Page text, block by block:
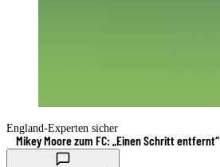
England-Experten sicher
Mikey Moore zum FC: „Einen Schritt entfernt“